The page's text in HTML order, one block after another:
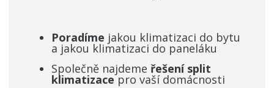
Poradíme jakou klimatizaci do bytu
a jakou klimatizaci do paneláku
Společně najdeme řešení split
klimatizacepro vaší domácnosti